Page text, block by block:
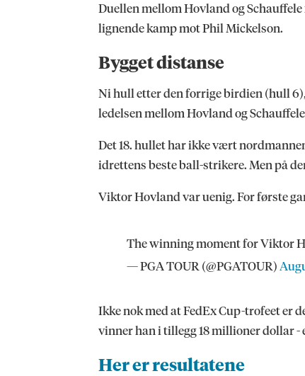
Duellen mellom Hovland og
lignende kamp mot Phil Mickelson.
Bygget distanse
Ni hull etter den forrige birdien (hull 6),
ledelsen mellom Hovland og
Det 18. hullet har ikke vært
idrettens beste ball-strikere. Men på
Viktor Hovland var uenig. For første
The winning moment for Viktor
— PGA TOUR (@PGATOUR)
Ikke nok med at FedEx Cup-trofeet er
vinner han i tillegg 18 millioner dollar
Her er resultatene